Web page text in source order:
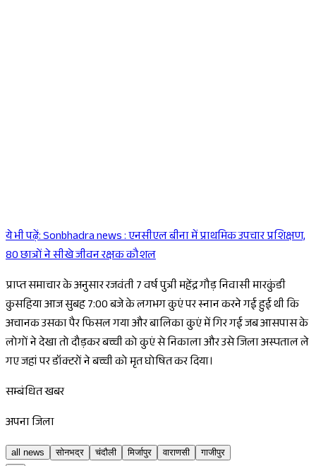
Sponsored
ये भी पढ़ें:Sonbhadra news : एनसीएल बीना में प्राथमिक उपचार प्रशिक्षण,
80 छात्रों ने सीखे जीवन रक्षक कौशल
प्राप्त समाचार के अनुसार रजवंती 7 वर्ष पुत्री महेंद्र गौड़ निवासी मारकुंडी
कुसहिया आज सुबह 7:00 बजे के लगभग कुएं पर स्नान करने गई हुई थी कि
अचानक उसका पैर फिसल गया और बालिका कुएं में गिर गई जब आसपास के
लोगों ने देखा तो दौड़कर बच्ची को कुएं से निकाला और उसे जिला अस्पताल ले
गए जहां पर डॉक्टरों ने बच्ची को मृत घोषित कर दिया।
सम्बंधित खबर
अपना जिला
all news सोनभद्र चंदौली मिर्जापुर वाराणसी गाजीपुर